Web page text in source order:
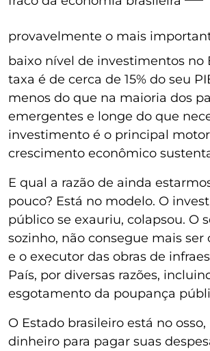
provavelmente o mais
baixo nível de investimentos no
taxa é de cerca de 15% do seu
menos do que na maioria dos
emergentes e longe do que
investimento é o principal
crescimento econômico
E qual a razão de ainda
pouco? Está no modelo. O
público se exauriu, colapsou. O
sozinho, não consegue mais ser
e o executor das obras de
País, por diversas razões,
esgotamento da poupança
O Estado brasileiro está no
dinheiro para pagar suas